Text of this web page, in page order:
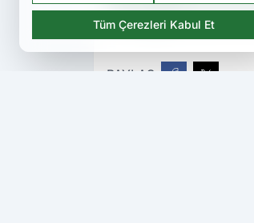
Karagümrük ile
PAYLAŞ
Tüm Çerezleri Kabul Et